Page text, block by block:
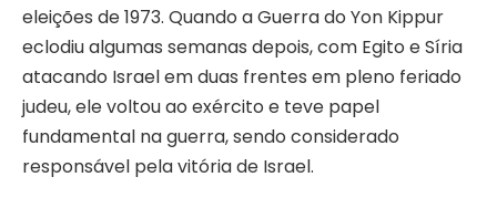
eleições de 1973. Quando a Guerra do Yon Kippur
eclodiu algumas semanas depois, com Egito e Síria
atacando Israel em duas frentes em pleno feriado
judeu, ele voltou ao exército e teve papel
fundamental na guerra, sendo considerado
responsável pela vitória de Israel.